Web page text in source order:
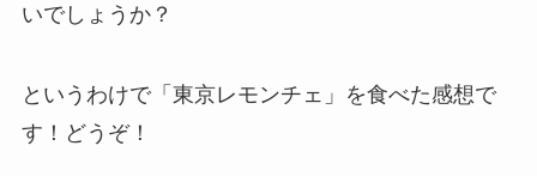
いでしょうか？
というわけで「東京レモンチェ」を食べた感想で
す！どうぞ！